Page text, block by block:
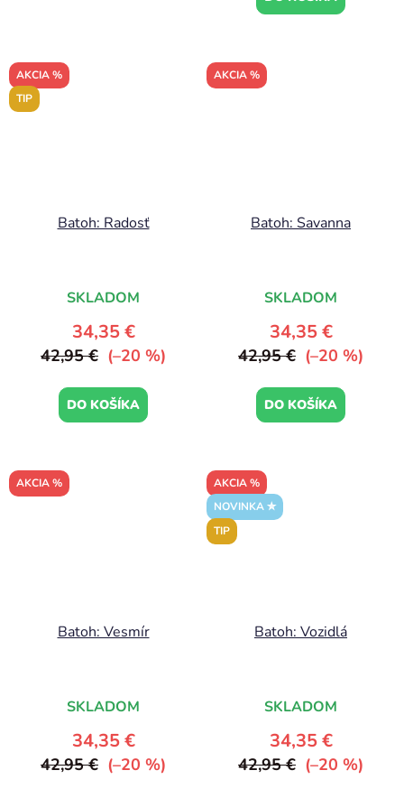
AKCIA %
TIP
Batoh: Radosť
SKLADOM
34,35 €
42,95 € (–20 %)
DO KOŠÍKA
AKCIA %
Batoh: Savanna
SKLADOM
34,35 €
42,95 € (–20 %)
DO KOŠÍKA
AKCIA %
Batoh: Vesmír
SKLADOM
34,35 €
42,95 € (–20 %)
AKCIA %
NOVINKA ✮
TIP
Batoh: Vozidlá
SKLADOM
34,35 €
42,95 € (–20 %)